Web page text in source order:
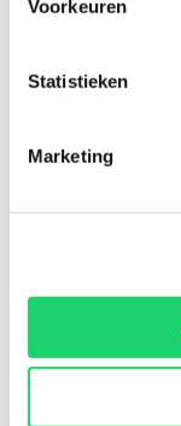
Voorkeuren
Statistieken
Marketing